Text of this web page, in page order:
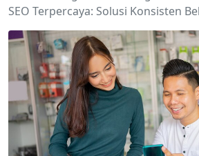
SEO Terpercaya: Solusi Konsisten